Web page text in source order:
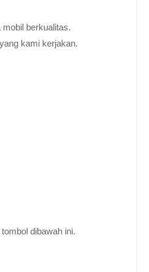
berkualitas.
kami kerjakan.
dibawah ini.